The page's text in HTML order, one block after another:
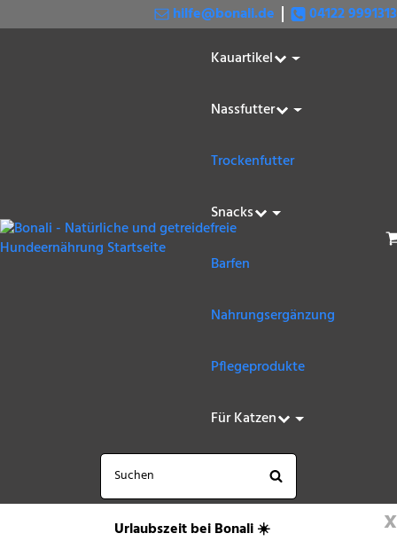
hilfe@bonali.de
04122 9991313
Kauartikel
Nassfutter
Trockenfutter
Snacks
Barfen
Nahrungsergänzung
Pflegeprodukte
Für Katzen
x
Urlaubszeit bei Bonali ☀️